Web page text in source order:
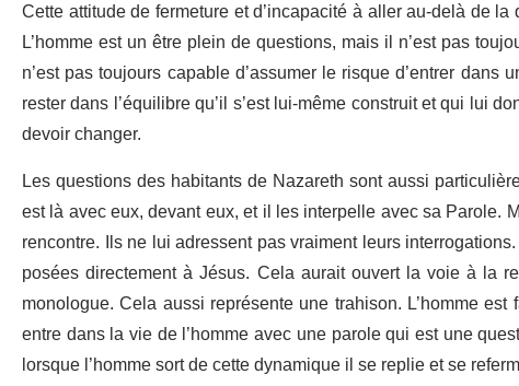
Cette attitude de fermeture et d’incapacité à aller au-delà de
L’homme est un être plein de questions, mais il n’est pas
n’est pas toujours capable d’assumer le risque d’entrer
rester dans l’équilibre qu’il s’est lui-même construit et qui lui
devoir changer.
Les questions des habitants de Nazareth sont aussi
est là avec eux, devant eux, et il les interpelle avec sa Parole.
rencontre. Ils ne lui adressent pas vraiment leurs
posées directement à Jésus. Cela aurait ouvert la voie à la
monologue. Cela aussi représente une trahison. L’homme
entre dans la vie de l’homme avec une parole qui est une
lorsque l’homme sort de cette dynamique il se replie et se